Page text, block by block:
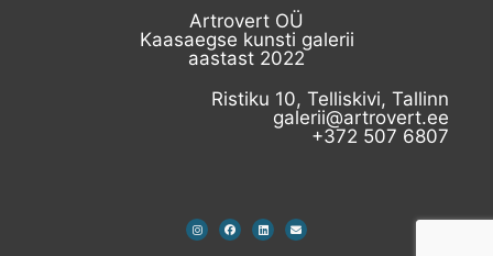
Artrovert OÜ
Kaasaegse kunsti galerii
aastast 2022
Ristiku 10, Telliskivi, Tallinn
galerii@artrovert.ee
+372 507 6807​
n
s
t
a
c
e
i
n
k
n
v
e